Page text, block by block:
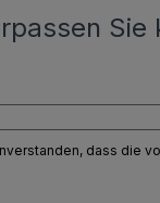
Sie
dass die